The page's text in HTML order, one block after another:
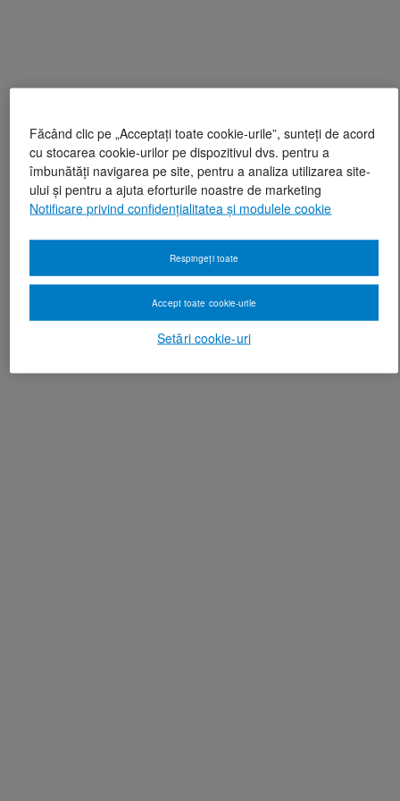
Făcând clic pe „Acceptați toate cookie-urile”, sunteți de acord
cu stocarea cookie-urilor pe dispozitivul dvs. pentru a
îmbunătăți navigarea pe site, pentru a analiza utilizarea site-
ului și pentru a ajuta eforturile noastre de marketing
Notificare privind confidențialitatea și modulele cookie
Setări cookie-uri
Respingeți toate
Accept toate cookie-urile